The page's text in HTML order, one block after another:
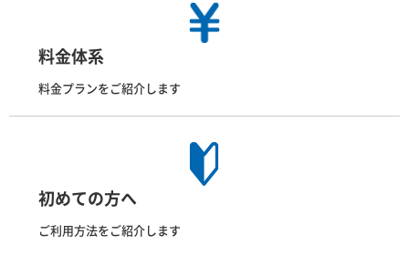
料金体系
料金プランをご紹介します
初めての方へ
ご利用方法をご紹介します